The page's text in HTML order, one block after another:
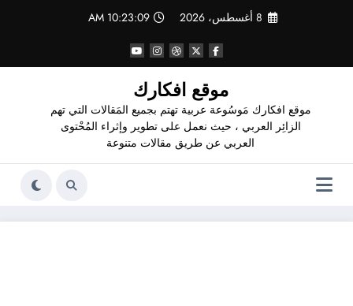
8 أغسطس، 2026 10:23:10 AM
موقع افكارك
موقع افكارك مَوسُوعة عربية تهتم بجميع المَقالات التي تهم
الزائِر العربي ، حيث نعمل على تطوير وإثراء المُحْتوى
العربي عن طريق مقالات متنوعة